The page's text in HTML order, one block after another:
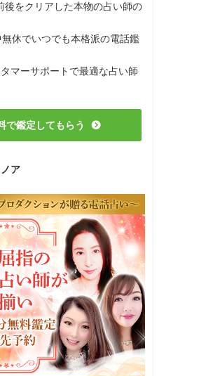
後をクリアした本物の占い師の
無休でいつでも本格派の電話鑑
タマーサポートで最適な占い師
で鑑定してもらう
ア